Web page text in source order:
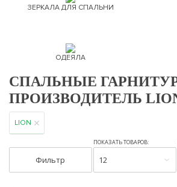
ЗЕРКАЛА ДЛЯ СПАЛЬНИ
ОДЕЯЛА
СПАЛЬНЫЕ
ПРОИЗВОДИТЕЛЬ
LION
Фильтр
ПОКАЗАТЬ ТОВАРОВ:
12